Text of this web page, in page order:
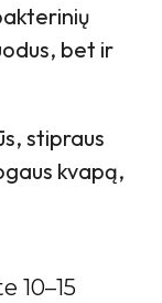
bet ir
stipraus
kvapą,
10–15